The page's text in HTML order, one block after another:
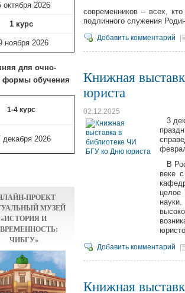
октября 2026
1 курс
ноября 2026
для очно-
формы обучения
1-4 курс
декабря 2026
ПРОЕКТ
МУЗЕЙ
«ИСТОРИЯ И
ЧИБГУ»
современников – всех,
подлинного служения
Добавить комментарий
Книжная
юриста
02.12.2025
3
В
веке
Добавить комментарий
Книжная